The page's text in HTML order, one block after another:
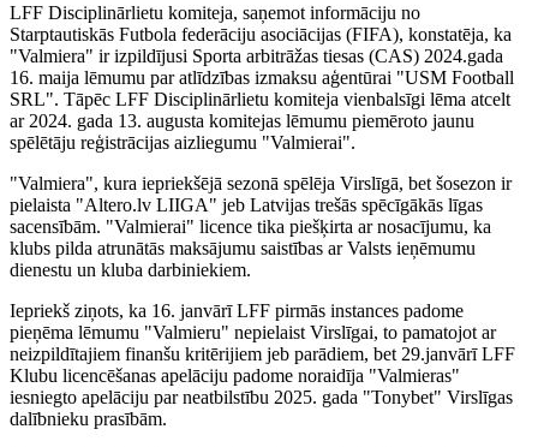
LFF Disciplinārlietu komiteja, saņemot informāciju no
Starptautiskās Futbola federāciju asociācijas (FIFA), konstatēja, ka
"Valmiera" ir izpildījusi Sporta arbitrāžas tiesas (CAS) 2024.gada
16. maija lēmumu par atlīdzības izmaksu aģentūrai "USM Football
SRL". Tāpēc LFF Disciplinārlietu komiteja vienbalsīgi lēma atcelt
ar 2024. gada 13. augusta komitejas lēmumu piemēroto jaunu
spēlētāju reģistrācijas aizliegumu "Valmierai".
"Valmiera", kura iepriekšējā sezonā spēlēja Virslīgā, bet šosezon ir
pielaista "Altero.lv LIIGA" jeb Latvijas trešās spēcīgākās līgas
sacensībām. "Valmierai" licence tika piešķirta ar nosacījumu, ka
klubs pilda atrunātās maksājumu saistības ar Valsts ieņēmumu
dienestu un kluba darbiniekiem.
Iepriekš ziņots, ka 16. janvārī LFF pirmās instances padome
pieņēma lēmumu "Valmieru" nepielaist Virslīgai, to pamatojot ar
neizpildītajiem finanšu kritērijiem jeb parādiem, bet 29.janvārī LFF
Klubu licencēšanas apelāciju padome noraidīja "Valmieras"
iesniegto apelāciju par neatbilstību 2025. gada "Tonybet" Virslīgas
dalībnieku prasībām.